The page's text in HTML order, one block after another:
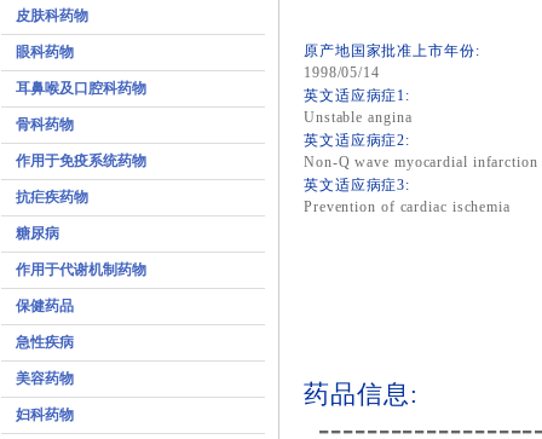
皮肤科药物
眼科药物
耳鼻喉及口腔科药物
骨科药物
作用于免疫系统药物
抗疟疾药物
糖尿病
作用于代谢机制药物
保健药品
急性疾病
美容药物
妇科药物
原产地国家批准上市年份:
1998/05/14
英文适应病症1:
Unstable angina
英文适应病症2:
Non-Q wave myocardial infarction
英文适应病症3:
Prevention of cardiac ischemia
药品信息: